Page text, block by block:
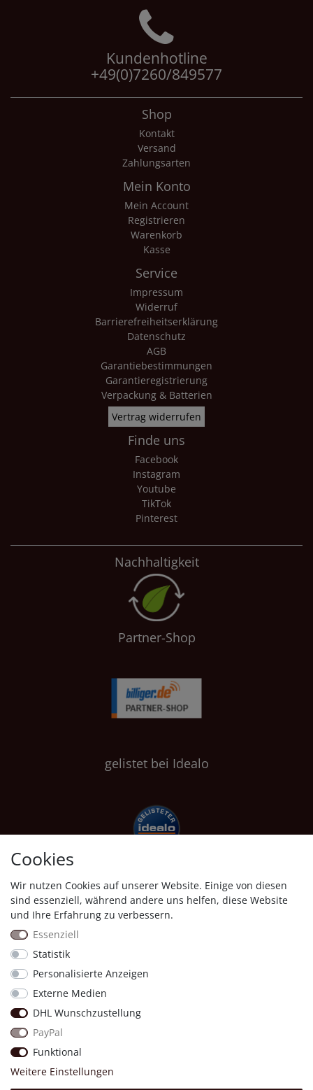
Kundenhotline
+49(0)7260/849577
Shop
Kontakt
Versand
Zahlungsarten
Mein Konto
Mein Account
Registrieren
Warenkorb
Kasse
Service
Impressum
Widerruf
Barrierefreiheitserklärung
Datenschutz
AGB
Garantiebestimmungen
Garantieregistrierung
Verpackung & Batterien
Vertrag widerrufen
Finde uns
Facebook
Instagram
Youtube
TikTok
Pinterest
Nachhaltigkeit
Partner-Shop
gelistet bei Idealo
Shopauskunft
Proven Expert
Cookies
Wir nutzen Cookies auf unserer Website. Einige von diesen
sind essenziell, während andere uns helfen, diese Website
und Ihre Erfahrung zu verbessern.
Essenziell
Statistik
Personalisierte Anzeigen
Externe Medien
DHL Wunschzustellung
PayPal
Funktional
Weitere Einstellungen